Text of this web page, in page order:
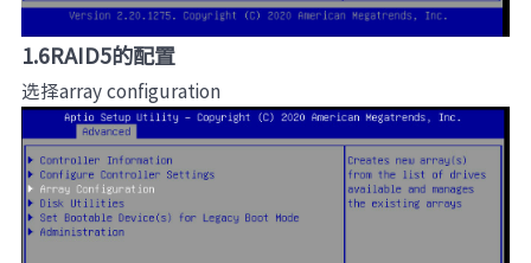
1.6RAID5的配置
选择array configuration